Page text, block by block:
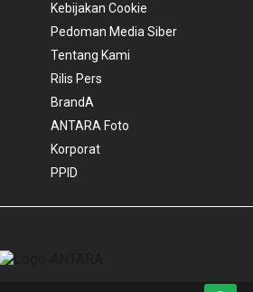
Kebijakan Cookie
Pedoman Media Siber
Tentang Kami
Rilis Pers
BrandA
ANTARA Foto
Korporat
PPID